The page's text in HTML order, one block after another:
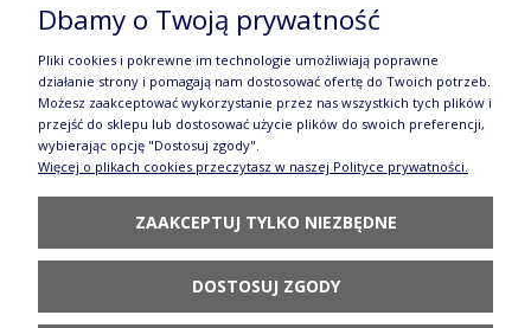
POWIADOM O
DOSTĘPNOŚCI
Filiżanka i spodek cappuccino V 0,22 L F104 DPLC
Manufaktura w Bolesławcu
Dbamy o Twoją prywatność
Pliki cookies i pokrewne im technologie umożliwiają poprawne
działanie strony i pomagają nam dostosować ofertę do Twoich potrzeb.
Możesz zaakceptować wykorzystanie przez nas wszystkich tych plików i
przejść do sklepu lub dostosować użycie plików do swoich preferencji,
wybierając opcję "Dostosuj zgody".
Więcej o plikach cookies przeczytasz w naszej Polityce prywatności.
ZAAKCEPTUJ TYLKO NIEZBĘDNE
DOSTOSUJ ZGODY